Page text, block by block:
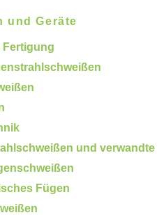
und Geräte
Fertigung
und verwandte
Fügen